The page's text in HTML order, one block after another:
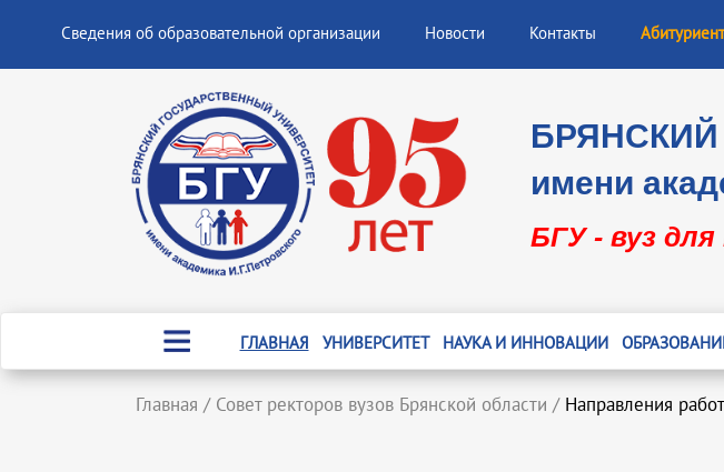
Сведения об образовательной организации Новости Контакты
имени
БГУ - вуз
ГЛАВНАЯ УНИВЕРСИТЕТ НАУКА И ИННОВАЦИИ
Главная / Совет ректоров вузов Брянской области / Направления